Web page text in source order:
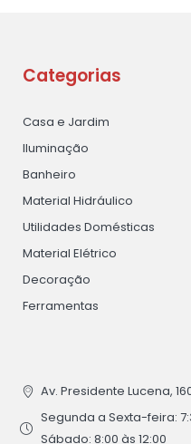
Categorias
Casa e Jardim
Iluminação
Banheiro
Material Hidráulico
Utilidades Domésticas
Material Elétrico
Decoração
Ferramentas
Av. Presidente Lucena,
Segunda a Sexta-feira:
Sábado: 8:00 às 12:00